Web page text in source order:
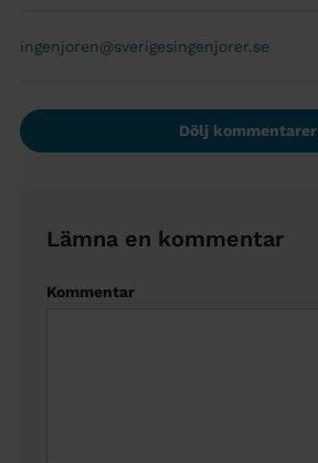
ingenjoren@sverigesingenjorer.se
Dölj kommentarer
Lämna en kommentar
Kommentar